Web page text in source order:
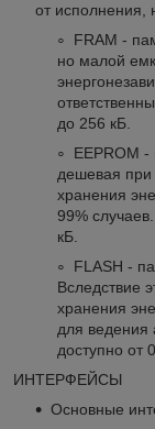
от исполнения,
FRAM -
но малой
до 256 кБ.
EEPROM
дешевая при
хранения
99%
кБ.
FLASH -
Вследствие
хранения
для ведения
доступно от
ИНТЕРФЕЙСЫ
Основные